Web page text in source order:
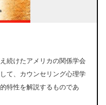
続けたアメリカの関係学会
て、カウンセリング心理学
特性を解説するものであ